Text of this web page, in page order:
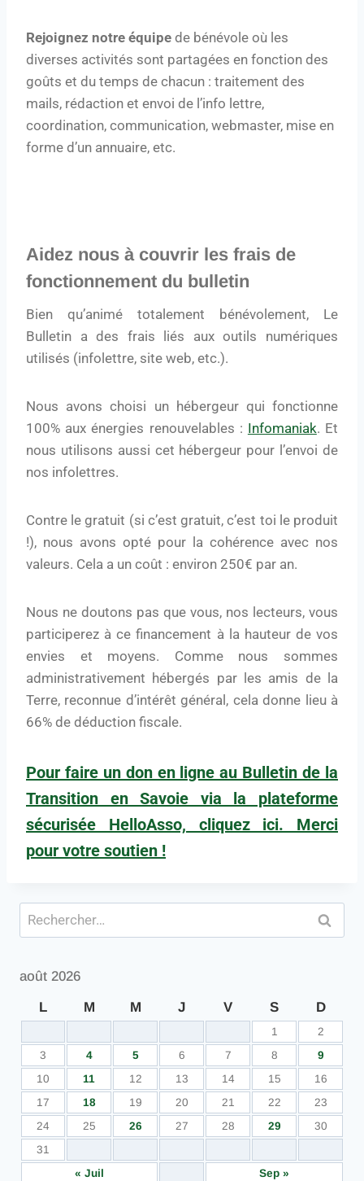
Rejoignez notre équipe de bénévole où les
diverses activités sont partagées en fonction des
goûts et du temps de chacun : traitement des
mails, rédaction et envoi de l’info lettre,
coordination, communication, webmaster, mise en
forme d’un annuaire, etc.
Aidez nous à couvrir les frais de
fonctionnement du bulletin
Bien qu’animé totalement bénévolement, Le
Bulletin a des frais liés aux outils numériques
utilisés (infolettre, site web, etc.).
Nous avons choisi un hébergeur qui fonctionne
100% aux énergies renouvelables : Infomaniak. Et
nous utilisons aussi cet hébergeur pour l’envoi de
nos infolettres.
Contre le gratuit (si c’est gratuit, c’est toi le produit
!), nous avons opté pour la cohérence avec nos
valeurs. Cela a un coût : environ 250€ par an.
Nous ne doutons pas que vous, nos lecteurs, vous
participerez à ce financement à la hauteur de vos
envies et moyens. Comme nous sommes
administrativement hébergés par les amis de la
Terre, reconnue d’intérêt général, cela donne lieu à
66% de déduction fiscale.
Pour faire un don en ligne au Bulletin de la
Transition en Savoie via la plateforme
sécurisée HelloAsso, cliquez ici. Merci
pour votre soutien !
août 2026
L M M J V S D
1
2
3
4 5 6 7 8
9
10
11 12 13 14 15
16
17
18 19 20 21 22
23
24
25 26 27 28 29
30
31
« Juil
Sep »